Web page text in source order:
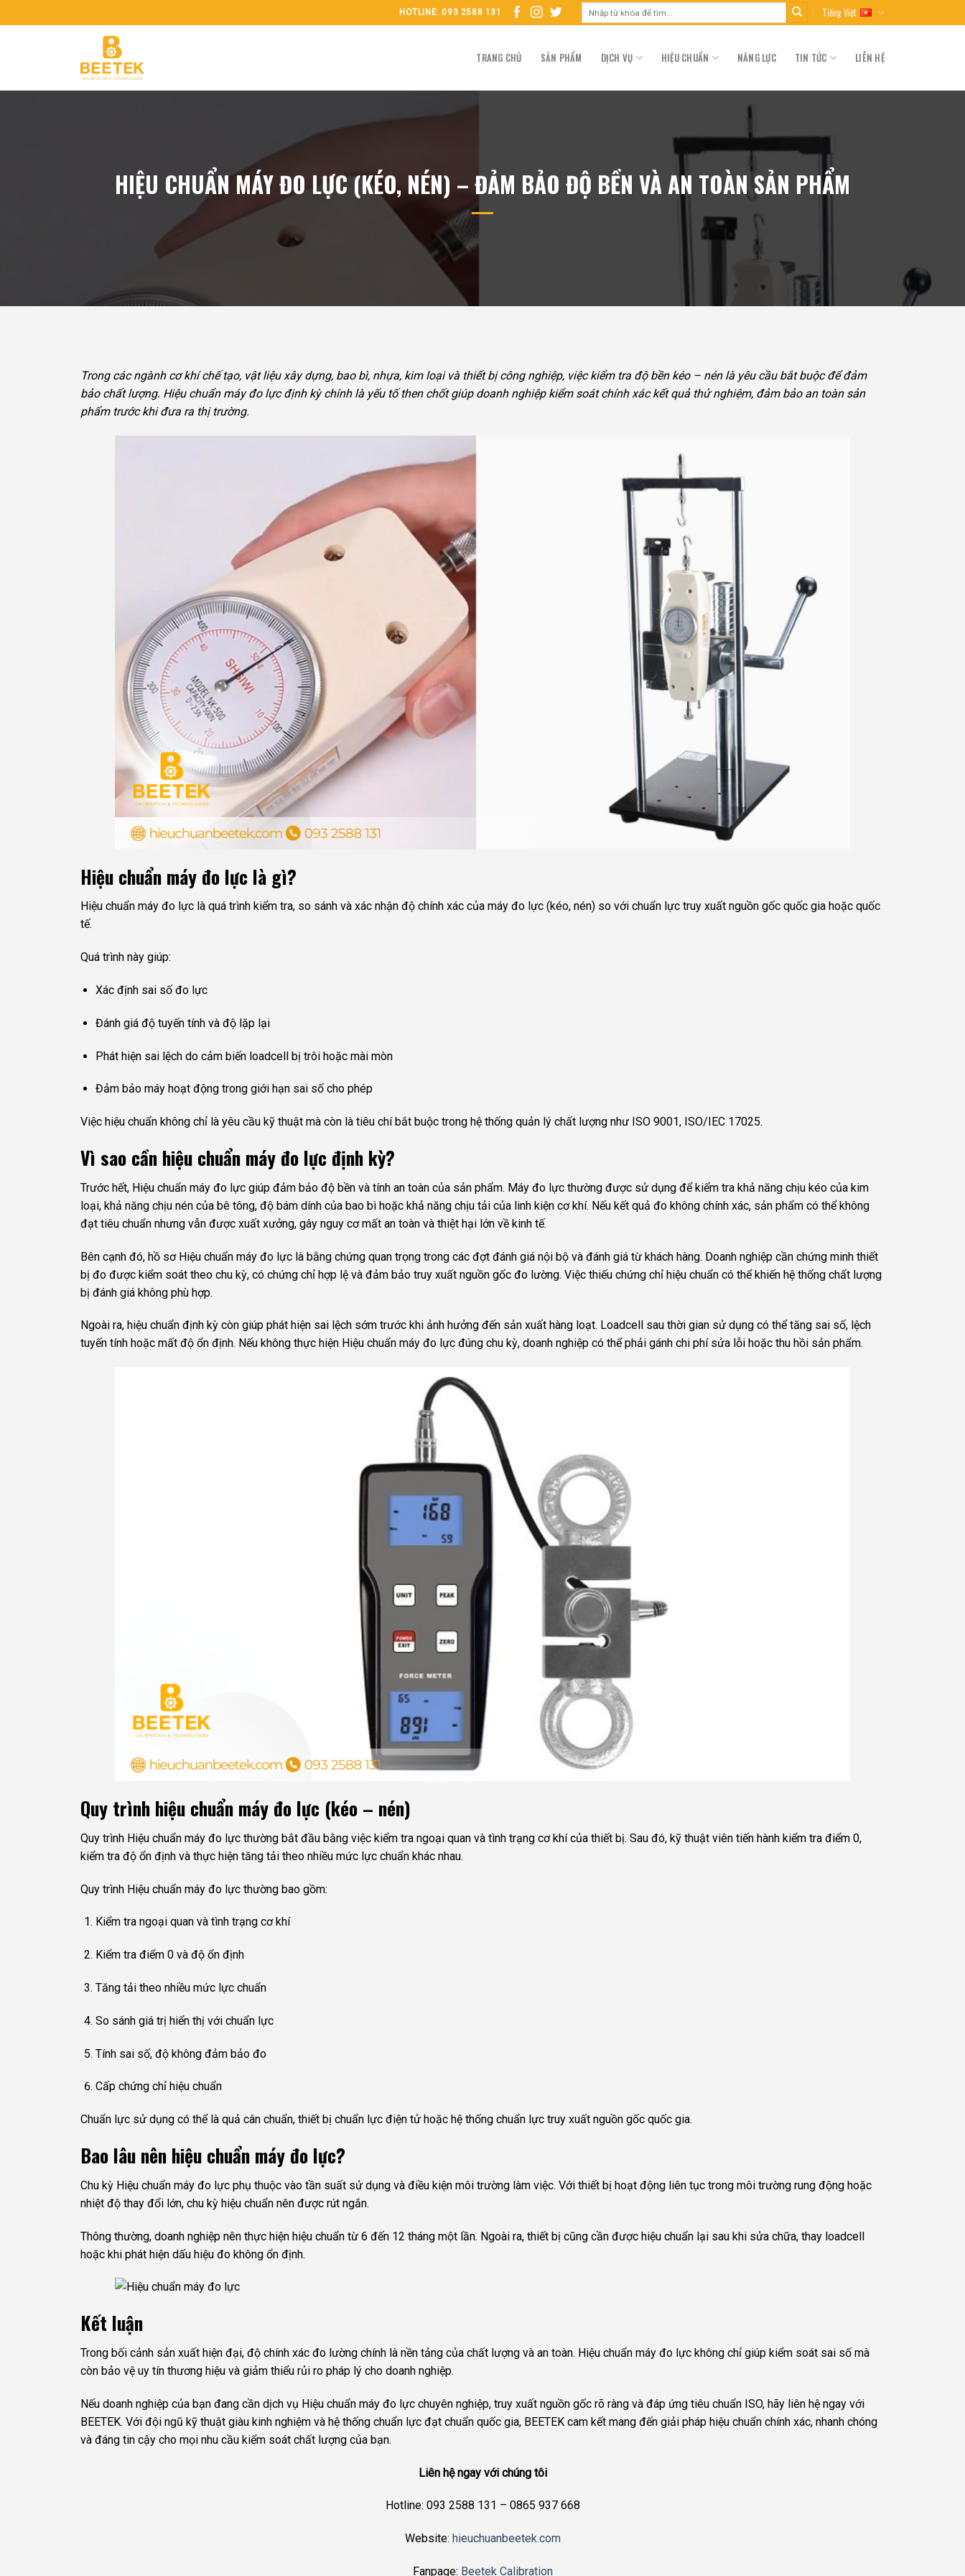
đến
HOTLINE: 093 2588 131 Tiếng Việt
TRANG CHỦ SẢN PHẨM DỊCH VỤ HIỆU CHUẨN NĂNG LỰC TIN TỨC LIÊN HỆ
HIỆU CHUẨN MÁY ĐO LỰC (KÉO, NÉN) – ĐẢM BẢO ĐỘ BỀN VÀ AN TOÀN SẢN PHẨM
Trong các ngành cơ khí chế tạo, vật liệu xây dựng, bao bì, nhựa, kim loại và thiết bị công nghiệp, việc kiểm tra độ bền kéo – nén là yêu cầu bắt buộc để đảm
bảo chất lượng. Hiệu chuẩn máy đo lực định kỳ chính là yếu tố then chốt giúp doanh nghiệp kiểm soát chính xác kết quả thử nghiệm, đảm bảo an toàn sản
phẩm trước khi đưa ra thị trường.
Hiệu chuẩn máy đo lực là gì?
Hiệu chuẩn máy đo lực là quá trình kiểm tra, so sánh và xác nhận độ chính xác của máy đo lực (kéo, nén) so với chuẩn lực truy xuất nguồn gốc quốc gia hoặc quốc
tế.
Quá trình này giúp:
Xác định sai số đo lực
Đánh giá độ tuyến tính và độ lặp lại
Phát hiện sai lệch do cảm biến loadcell bị trôi hoặc mài mòn
Đảm bảo máy hoạt động trong giới hạn sai số cho phép
Việc hiệu chuẩn không chỉ là yêu cầu kỹ thuật mà còn là tiêu chí bắt buộc trong hệ thống quản lý chất lượng như ISO 9001, ISO/IEC 17025.
Vì sao cần hiệu chuẩn máy đo lực định kỳ?
Trước hết, Hiệu chuẩn máy đo lực giúp đảm bảo độ bền và tính an toàn của sản phẩm. Máy đo lực thường được sử dụng để kiểm tra khả năng chịu kéo của kim
loại, khả năng chịu nén của bê tông, độ bám dính của bao bì hoặc khả năng chịu tải của linh kiện cơ khí. Nếu kết quả đo không chính xác, sản phẩm có thể không
đạt tiêu chuẩn nhưng vẫn được xuất xưởng, gây nguy cơ mất an toàn và thiệt hại lớn về kinh tế.
Bên cạnh đó, hồ sơ Hiệu chuẩn máy đo lực là bằng chứng quan trọng trong các đợt đánh giá nội bộ và đánh giá từ khách hàng. Doanh nghiệp cần chứng minh thiết
bị đo được kiểm soát theo chu kỳ, có chứng chỉ hợp lệ và đảm bảo truy xuất nguồn gốc đo lường. Việc thiếu chứng chỉ hiệu chuẩn có thể khiến hệ thống chất lượng
bị đánh giá không phù hợp.
Ngoài ra, hiệu chuẩn định kỳ còn giúp phát hiện sai lệch sớm trước khi ảnh hưởng đến sản xuất hàng loạt. Loadcell sau thời gian sử dụng có thể tăng sai số, lệch
tuyến tính hoặc mất độ ổn định. Nếu không thực hiện Hiệu chuẩn máy đo lực đúng chu kỳ, doanh nghiệp có thể phải gánh chi phí sửa lỗi hoặc thu hồi sản phẩm.
Quy trình hiệu chuẩn máy đo lực (kéo – nén)
Quy trình Hiệu chuẩn máy đo lực thường bắt đầu bằng việc kiểm tra ngoại quan và tình trạng cơ khí của thiết bị. Sau đó, kỹ thuật viên tiến hành kiểm tra điểm 0,
kiểm tra độ ổn định và thực hiện tăng tải theo nhiều mức lực chuẩn khác nhau.
Quy trình Hiệu chuẩn máy đo lực thường bao gồm:
Kiểm tra ngoại quan và tình trạng cơ khí
Kiểm tra điểm 0 và độ ổn định
Tăng tải theo nhiều mức lực chuẩn
So sánh giá trị hiển thị với chuẩn lực
Tính sai số, độ không đảm bảo đo
Cấp chứng chỉ hiệu chuẩn
Chuẩn lực sử dụng có thể là quả cân chuẩn, thiết bị chuẩn lực điện tử hoặc hệ thống chuẩn lực truy xuất nguồn gốc quốc gia.
Bao lâu nên hiệu chuẩn máy đo lực?
Chu kỳ Hiệu chuẩn máy đo lực phụ thuộc vào tần suất sử dụng và điều kiện môi trường làm việc. Với thiết bị hoạt động liên tục trong môi trường rung động hoặc
nhiệt độ thay đổi lớn, chu kỳ hiệu chuẩn nên được rút ngắn.
Thông thường, doanh nghiệp nên thực hiện hiệu chuẩn từ 6 đến 12 tháng một lần. Ngoài ra, thiết bị cũng cần được hiệu chuẩn lại sau khi sửa chữa, thay loadcell
hoặc khi phát hiện dấu hiệu đo không ổn định.
Kết luận
Trong bối cảnh sản xuất hiện đại, độ chính xác đo lường chính là nền tảng của chất lượng và an toàn. Hiệu chuẩn máy đo lực không chỉ giúp kiểm soát sai số mà
còn bảo vệ uy tín thương hiệu và giảm thiểu rủi ro pháp lý cho doanh nghiệp.
Nếu doanh nghiệp của bạn đang cần dịch vụ Hiệu chuẩn máy đo lực chuyên nghiệp, truy xuất nguồn gốc rõ ràng và đáp ứng tiêu chuẩn ISO, hãy liên hệ ngay với
BEETEK. Với đội ngũ kỹ thuật giàu kinh nghiệm và hệ thống chuẩn lực đạt chuẩn quốc gia, BEETEK cam kết mang đến giải pháp hiệu chuẩn chính xác, nhanh chóng
và đáng tin cậy cho mọi nhu cầu kiểm soát chất lượng của bạn.
Liên hệ ngay với chúng tôi
Hotline: 093 2588 131 – 0865 937 668
Website: hieuchuanbeetek.com
Fanpage: Beetek Calibration